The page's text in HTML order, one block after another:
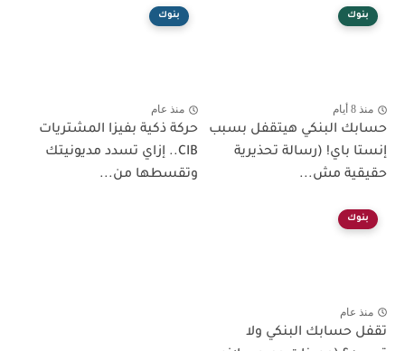
بنوك
منذ 8 أيام
حسابك البنكي هيتقفل بسبب
إنستا باي! (رسالة تحذيرية
حقيقية مش...
بنوك
منذ عام
حركة ذكية بفيزا المشتريات
CIB.. إزاي تسدد مديونيتك
وتقسطها من...
بنوك
منذ عام
تقفل حسابك البنكي ولا